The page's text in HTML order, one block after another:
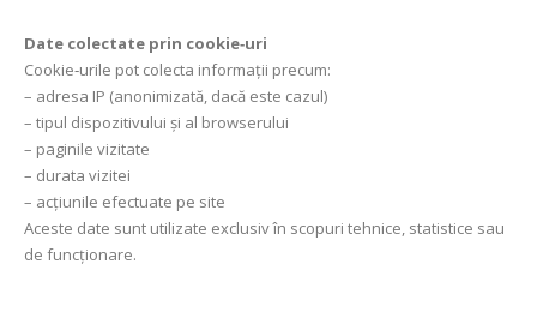
Date colectate prin cookie‑uri
Cookie‑urile pot colecta informații precum:
– adresa IP (anonimizată, dacă este cazul)
– tipul dispozitivului și al browserului
– paginile vizitate
– durata vizitei
– acțiunile efectuate pe site
Aceste date sunt utilizate exclusiv în scopuri tehnice, statistice sau
de funcționare.